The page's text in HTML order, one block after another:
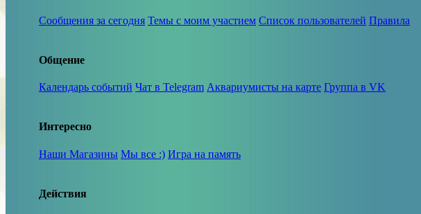
Сообщения за сегодня Темы с моим участием Список пользователей Правила
Общение
Календарь событий Чат в Telegram Аквариумисты на карте Группа в VK
Интересно
Наши Магазины Мы все :) Игра на память
Действия